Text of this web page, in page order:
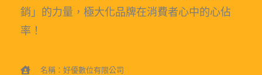
銷」的力量，極大化品牌在消費者心中的心佔
率！
名稱：好優數位有限公司